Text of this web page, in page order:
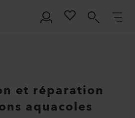
et réparation
aquacoles